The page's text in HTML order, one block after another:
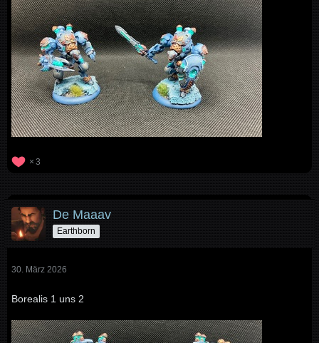
3
De Maaav
Earthborn
30. März 2026
Borealis 1 uns 2